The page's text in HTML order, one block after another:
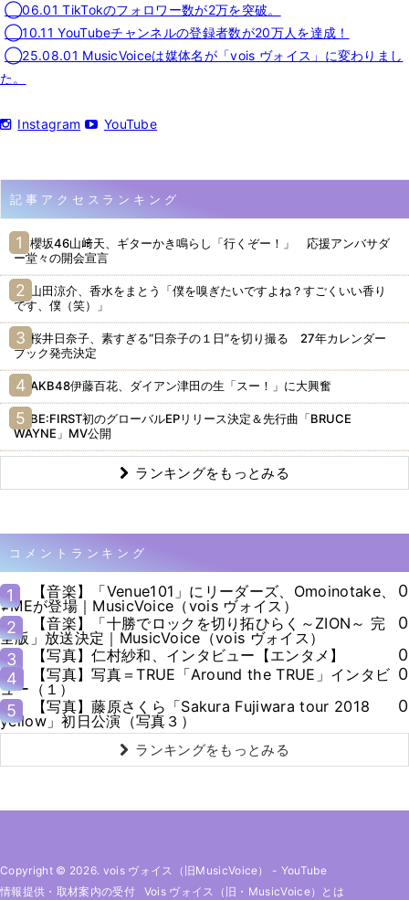
◯06.01 TikTokのフォロワー数が2万を突破。
◯10.11 YouTubeチャンネルの登録者数が20万人を達成！
◯25.08.01 MusicVoiceは媒体名が「vois ヴォイス」に変わりまし
た。
Instagram YouTube
記事アクセスランキング
櫻坂46山﨑天、ギターかき鳴らし「行くぞー！」 応援アンバサダ
ー堂々の開会宣言
山田涼介、香水をまとう「僕を嗅ぎたいですよね？すごくいい香り
です、僕（笑）」
桜井日奈子、素すぎる“日奈子の１日”を切り撮る 27年カレンダー
ブック発売決定
AKB48伊藤百花、ダイアン津田の生「スー！」に大興奮
BE:FIRST初のグローバルEPリリース決定＆先行曲「BRUCE
WAYNE」MV公開
ランキングをもっとみる
コメントランキング
1
【音楽】「Venue101」にリーダーズ、Omoinotake、
≠MEが登場｜MusicVoice（vois ヴォイス）
0
2
【音楽】「十勝でロックを切り拓ひらく～ZION～ 完
全版」放送決定｜MusicVoice（vois ヴォイス）
0
3
【写真】仁村紗和、インタビュー【エンタメ】
0
4
【写真】写真＝TRUE「Around the TRUE」インタビ
ュー（１）
0
5
【写真】藤原さくら「Sakura Fujiwara tour 2018
yellow」初日公演（写真３）
0
ランキングをもっとみる
Copyright © 2026. vois ヴォイス（旧MusicVoice） - YouTube
情報提供・取材案内の受付
Vois ヴォイス（旧・MusicVoice）とは